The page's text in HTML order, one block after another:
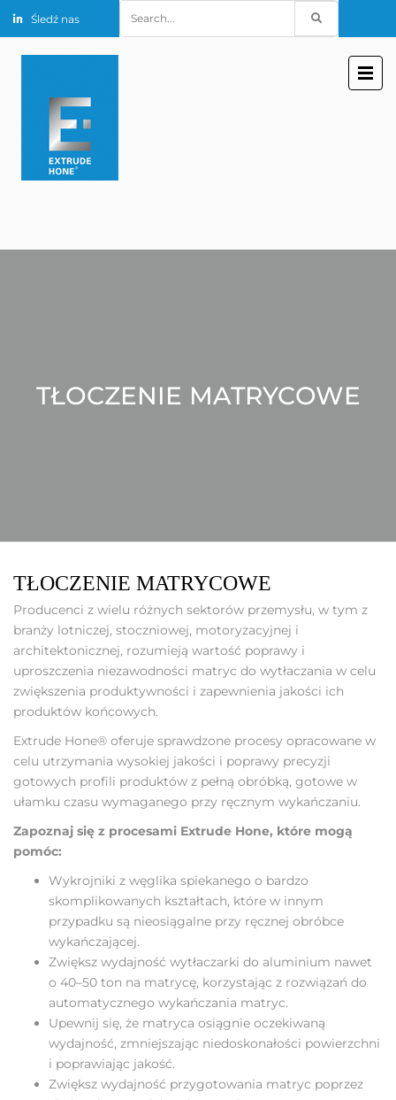
Śledź nas
for:
TŁOCZENIE MATRYCOWE
TŁOCZENIE MATRYCOWE
Producenci z wielu różnych sektorów przemysłu, w tym z
branży lotniczej, stoczniowej, motoryzacyjnej i
architektonicznej, rozumieją wartość poprawy i
uproszczenia niezawodności matryc do wytłaczania w celu
zwiększenia produktywności i zapewnienia jakości ich
produktów końcowych.
Extrude Hone® oferuje sprawdzone procesy opracowane w
celu utrzymania wysokiej jakości i poprawy precyzji
gotowych profili produktów z pełną obróbką, gotowe w
ułamku czasu wymaganego przy ręcznym wykańczaniu.
Zapoznaj się z procesami Extrude Hone, które mogą
pomóc:
Wykrojniki z węglika spiekanego o bardzo
skomplikowanych kształtach, które w innym
przypadku są nieosiągalne przy ręcznej obróbce
wykańczającej.
Zwiększ wydajność wytłaczarki do aluminium nawet
o 40–50 ton na matrycę, korzystając z rozwiązań do
automatycznego wykańczania matryc.
Upewnij się, że matryca osiągnie oczekiwaną
wydajność, zmniejszając niedoskonałości powierzchni
i poprawiając jakość.
Zwiększ wydajność przygotowania matryc poprzez